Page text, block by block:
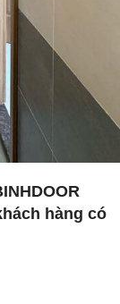
hàng có